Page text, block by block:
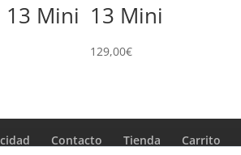
13 Mini 13 Mini
129,00€
Contacto Tienda Carrito